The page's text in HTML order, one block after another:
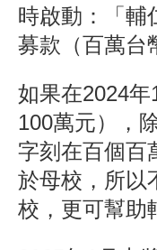
時啟動：「輔
募款（百萬台
如果在2024
100萬元），
字刻在百個百
於母校，所以
校，更可幫助